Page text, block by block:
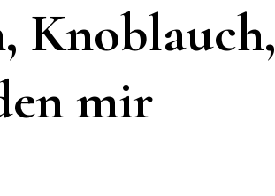
Knoblauch,
mir